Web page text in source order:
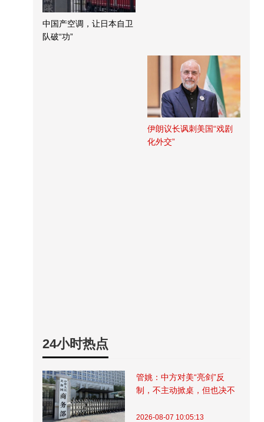
中国产空调，让日本自卫
队破“功”
伊朗议长讽刺美国“戏剧
化外交”
24小时热点
管姚：中方对美“亮剑”反
制，不主动掀桌，但也决不
2026-08-07 10:05:13